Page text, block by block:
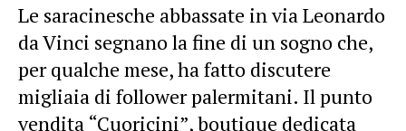
Le saracinesche abbassate in via Leonardo
da Vinci segnano la fine di un sogno che,
per qualche mese, ha fatto discutere
migliaia di follower palermitani. Il punto
vendita “Cuoricini”, boutique dedicata